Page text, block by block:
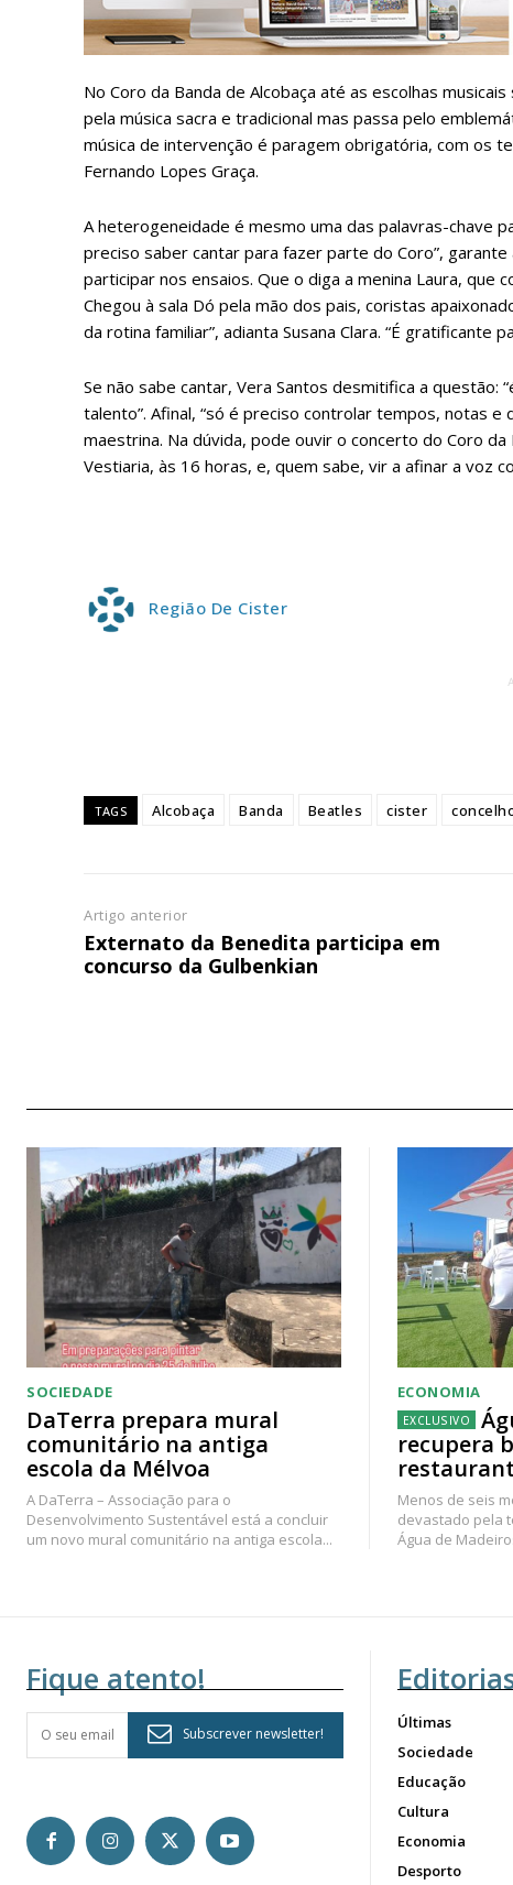
32
Edição em papel
em sua casa
Acesso ao conteúdo
Acesso aos
assinantes
Escolha o
No Coro da Banda de Alcobaça até as escolhas
pela música sacra e tradicional mas passa pelo
música de intervenção é paragem obrigatória, com os
Fernando Lopes Graça.
A heterogeneidade é mesmo uma das palavras-chave
preciso saber cantar para fazer parte do Coro”,
participar nos ensaios. Que o diga a menina Laura, que
Chegou à sala Dó pela mão dos pais, coristas
da rotina familiar”, adianta Susana Clara. “É gratificante
Se não sabe cantar, Vera Santos desmitifica a questão:
talento”. Afinal, “só é preciso controlar tempos, notas e
maestrina. Na dúvida, pode ouvir o concerto do Coro
Vestiaria, às 16 horas, e, quem sabe, vir a afinar a voz
Região De Cister
TAGS Alcobaça Banda Beatles cister
Artigo anterior
Externato da Benedita participa em
concurso da Gulbenkian
SOCIEDADE
DaTerra prepara mural
comunitário na antiga
escola da Mélvoa
A DaTerra – Associação para o
Desenvolvimento Sustentável está a concluir
um novo mural comunitário na antiga escola...
ECONOMIA
recupera
Menos de seis
devastado pela
Água de
Fique atento!
Subscrever newsletter!
Últimas
Sociedade
Educação
Cultura
Economia
Desporto